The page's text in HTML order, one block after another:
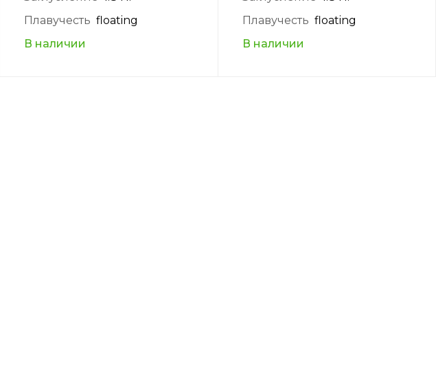
Плавучесть floating
В наличии
Плавучесть floating
В наличии